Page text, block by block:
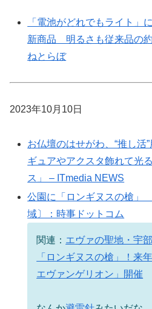
「電池がどれでもライト」
新商品 明るさも従来品の
ねとらぼ
2023年10月10日
お仏壇のはせがわ、“推し
ギュアやアクスタ飾れて光
ス」 – ITmedia NEWS
公園に「ロンギヌスの槍」
域〕：時事ドットコム
関連： エヴァの聖地・宇
「ロンギヌスの槍」！来
エヴァンゲリオン」開催